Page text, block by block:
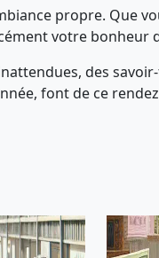
propre. Que
votre bonheur
des
font de ce